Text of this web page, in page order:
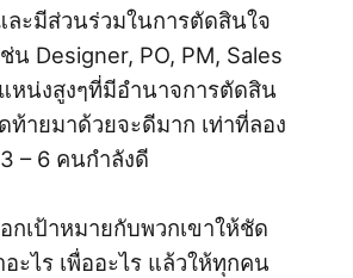
ละมีส่วนร่วมในการตัดสินใจ
น Designer, PO, PM, Sales
หน่งสูงๆที่มีอำนาจการตัดสิน
ายมาด้วยจะดีมาก เท่าที่ลอง
– 6 คนกำลังดี
กเป้าหมายกับพวกเขาให้ชัด
ะไร เพื่ออะไร แล้วให้ทุกคน